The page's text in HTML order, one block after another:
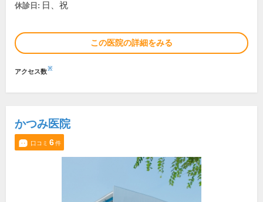
休診日: 日、祝
この医院の詳細をみる
アクセス数※
かつみ医院
口コミ 6件